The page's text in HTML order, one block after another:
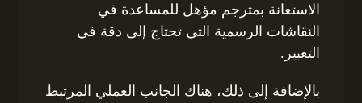
الاستعانة بمترجم مؤهل للمساعدة في
النقاشات الرسمية التي تحتاج إلى دقة في
التعبير.
بالإضافة إلى ذلك، هناك الجانب العملي المرتبط